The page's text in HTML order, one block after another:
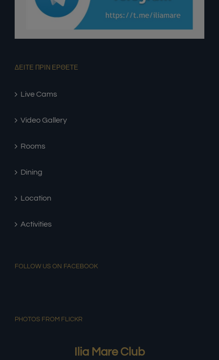
ΔΕΙΤΕ ΠΡΙΝ ΕΡΘΕΤΕ
Live Cams
Video Gallery
Rooms
Dining
Location
Activities
FOLLOW US ON FACEBOOK
PHOTOS FROM FLICKR
Ilia Mare Club